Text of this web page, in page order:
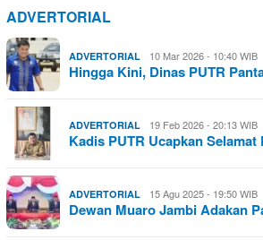
ADVERTORIAL
ADVERTORIAL 10 Mar 2026 - 10:40 WIB
Hingga Kini, Dinas PUTR
ADVERTORIAL 19 Feb 2026 - 20:13 WIB
Kadis PUTR Ucapkan
ADVERTORIAL 15 Agu 2025 - 19:50 WIB
Dewan Muaro Jambi Adakan